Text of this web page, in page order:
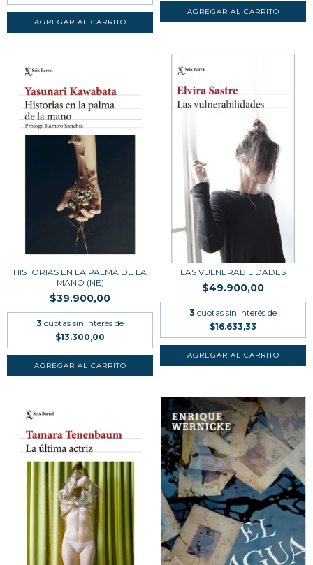
HISTORIAS EN LA PALMA DE LA
MANO (NE)
$39.900,00
3 cuotas sin interés de
$13.300,00
LAS VULNERABILIDADES
$49.900,00
3 cuotas sin interés de
$16.633,33